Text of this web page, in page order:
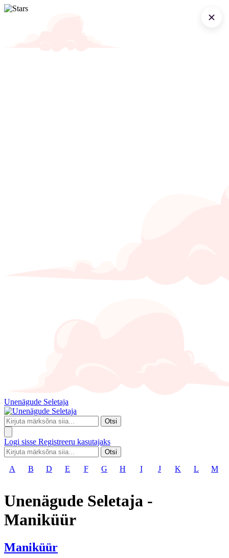
Unenägude Seletaja
Otsi
Logi sisse Registreeru kasutajaks
Otsi
A B D E F G H I J K L M
Unenägude Seletaja -
Maniküür
Maniküür